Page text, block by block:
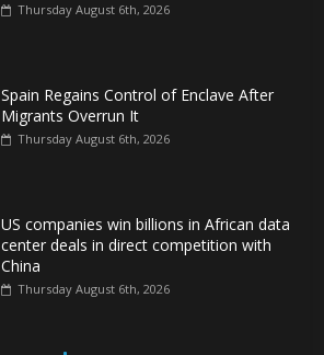
Thursday August 6th, 2026
Spain Regains Control of Enclave After
Migrants Overrun It
Thursday August 6th, 2026
US companies win billions in African data
center deals in direct competition with
China
Thursday August 6th, 2026